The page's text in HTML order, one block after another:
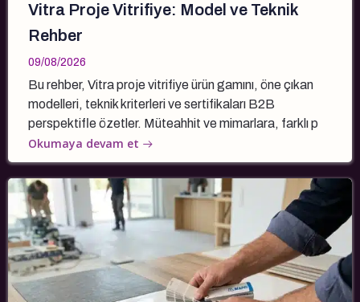
Vitra Proje Vitrifiye: Model ve Teknik
Rehber
09/08/2026
Bu rehber, Vitra proje vitrifiye ürün gamını, öne çıkan
modelleri, teknik kriterleri ve sertifikaları B2B
perspektifle özetler. Müteahhit ve mimarlara, farklı p
Okumaya devam et